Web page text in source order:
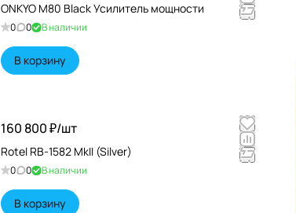
ONKYO M80 Black Усилитель мощности
0 0 В наличии
В корзину
160 800 ₽/шт
Rotel RB-1582 MkII (Silver)
0 0 В наличии
В корзину